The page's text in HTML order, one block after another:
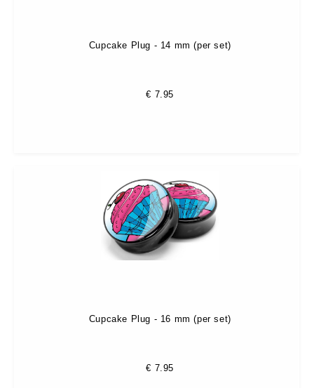
Cupcake Plug - 14 mm (per set)
€ 7.95
Cupcake Plug - 16 mm (per set)
€ 7.95